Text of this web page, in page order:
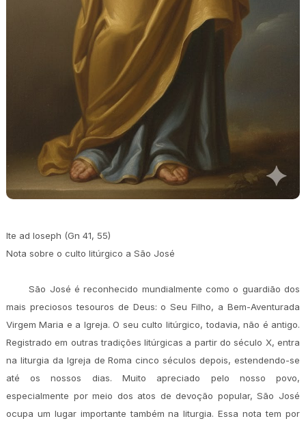
Ite ad Ioseph (Gn 41, 55)
Nota sobre o culto litúrgico a São José
São José é reconhecido mundialmente como o guardião dos
mais preciosos tesouros de Deus: o Seu Filho, a Bem-Aventurada
Virgem Maria e a Igreja. O seu culto litúrgico, todavia, não é antigo.
Registrado em outras tradições litúrgicas a partir do século X, entra
na liturgia da Igreja de Roma cinco séculos depois, estendendo-se
até os nossos dias. Muito apreciado pelo nosso povo,
especialmente por meio dos atos de devoção popular, São José
ocupa um lugar importante também na liturgia. Essa nota tem por